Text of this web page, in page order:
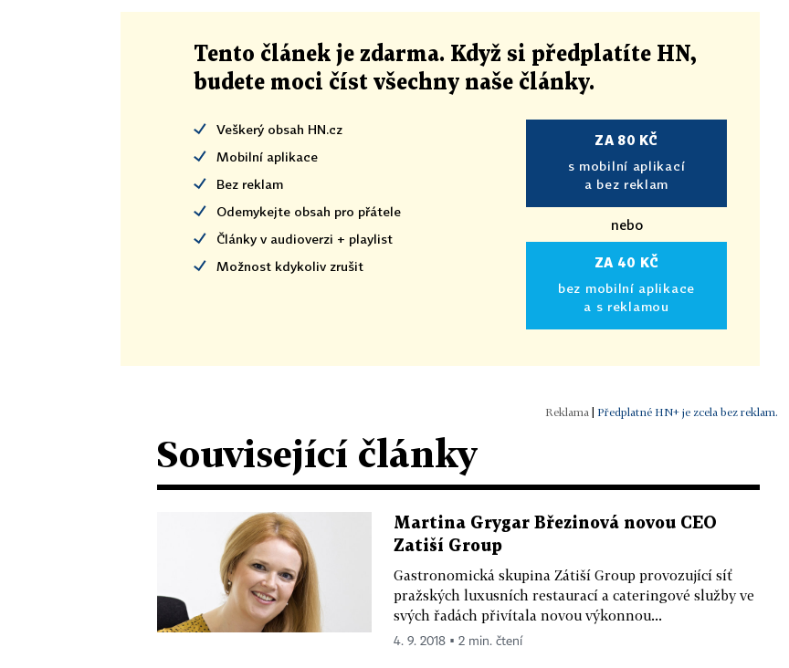
Tento článek je zdarma. Když si předplatíte HN,
budete moci číst všechny naše články.
Veškerý obsah HN.cz
Mobilní aplikace
Bez reklam
Odemykejte obsah pro přátele
Články v audioverzi + playlist
Možnost kdykoliv zrušit
ZA 80 KČ
s mobilní aplikací
a bez reklam
nebo
ZA 40 KČ
bez mobilní aplikace
a s reklamou
| Předplatné HN+ je zcela bez reklam.
Související články
Martina Grygar Březinová novou CEO
Zatiší Group
Gastronomická skupina Zátiší Group provozující síť
pražských luxusních restaurací a cateringové služby ve
svých řadách přivítala novou výkonnou...
4. 9. 2018 ▪ 2 min. čtení